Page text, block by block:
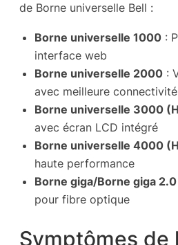
de Borne universelle Bell :
Borne universelle 1000 :
interface web
Borne universelle 2000 :
avec meilleure connectivité
Borne universelle 3000
avec écran LCD intégré
Borne universelle 4000
haute performance
Borne giga/Borne giga 2.0
pour fibre optique
Symptômes de